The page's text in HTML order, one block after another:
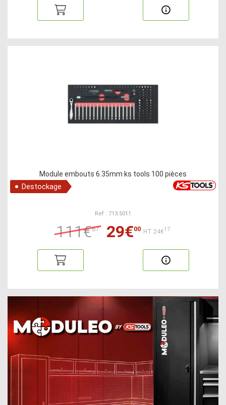
Module embouts 6.35mm ks tools 100 pièces
Destockage
Ref : 713.5011
111€67 29€00 HT:24€17